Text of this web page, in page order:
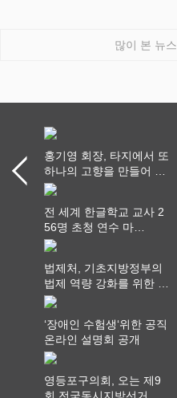
많이 본 뉴스
홍기영 회장, 타지에서 또
하나의 고향을 만들어 가
다
전 세계 한글학교 교사 2
56명 초청 연수 마
쳐...“수업은 더 깊게, 교
법제처, 기초지방정부의
법제 역량 강화를 위한 전
라권 현장설명회 개최
‘장애인 수험생‘위한 공직
온라인 설명회 공개
영등포구의회, 오는 제9